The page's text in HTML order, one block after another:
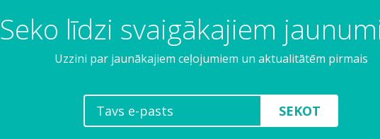
Seko līdzi svaigākajiem
Uzzini par jaunākajiem ceļojumiem un aktualitātēm pirmais
SEKOT